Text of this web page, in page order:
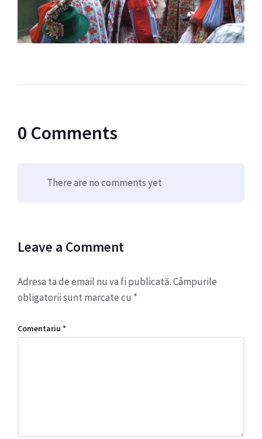
0 Comments
There are no comments yet
Leave a Comment
Adresa ta de email nu va fi publicată.Câmpurile
obligatorii sunt marcate cu *
Comentariu *